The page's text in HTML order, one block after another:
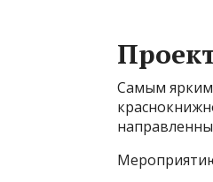
Самым ярким